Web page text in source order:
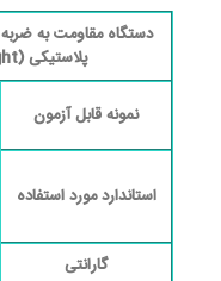
دستگاه مقاومت به
پلاستیکی (falling weight)
نمونه قابل آزمون
استاندارد مورد استفاده
گارانتی